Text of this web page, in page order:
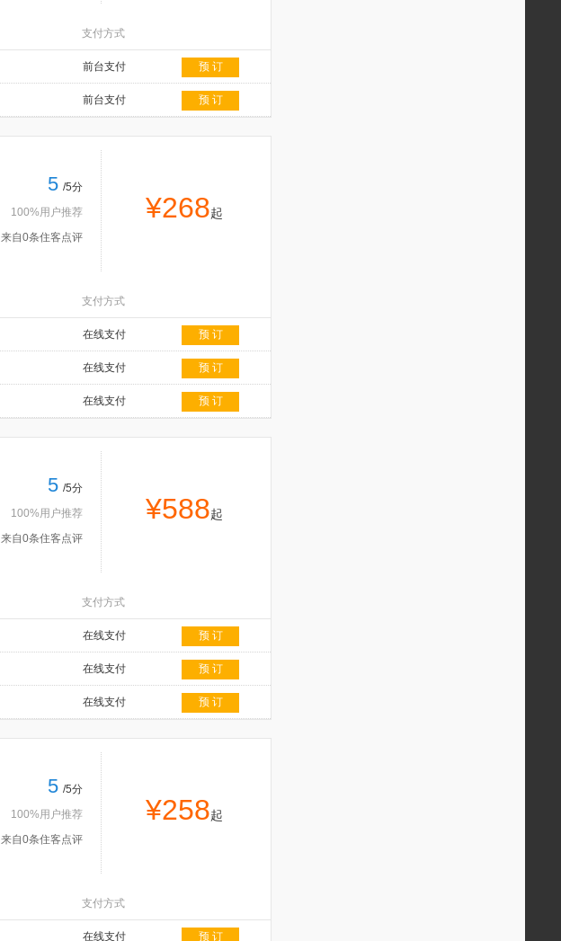
支付方式
前台支付 预 订
前台支付 预 订
5 /5分
100%用户推荐
来自0条住客点评
¥268起
支付方式
在线支付 预 订
在线支付 预 订
在线支付 预 订
5 /5分
100%用户推荐
来自0条住客点评
¥588起
支付方式
在线支付 预 订
在线支付 预 订
在线支付 预 订
5 /5分
100%用户推荐
来自0条住客点评
¥258起
支付方式
在线支付 预 订